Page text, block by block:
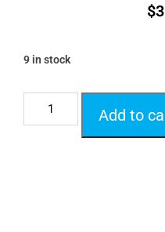
$
9 in stock
Add to